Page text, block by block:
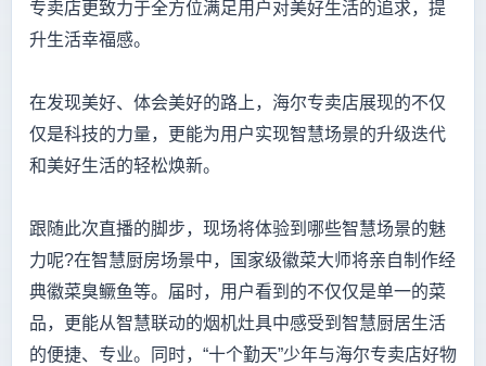
专卖店更致力于全方位满足用户对美好生活的追求，提
升生活幸福感。
在发现美好、体会美好的路上，海尔专卖店展现的不仅
仅是科技的力量，更能为用户实现智慧场景的升级迭代
和美好生活的轻松焕新。
跟随此次直播的脚步，现场将体验到哪些智慧场景的魅
力呢?在智慧厨房场景中，国家级徽菜大师将亲自制作经
典徽菜臭鳜鱼等。届时，用户看到的不仅仅是单一的菜
品，更能从智慧联动的烟机灶具中感受到智慧厨居生活
的便捷、专业。同时，“十个勤天”少年与海尔专卖店好物